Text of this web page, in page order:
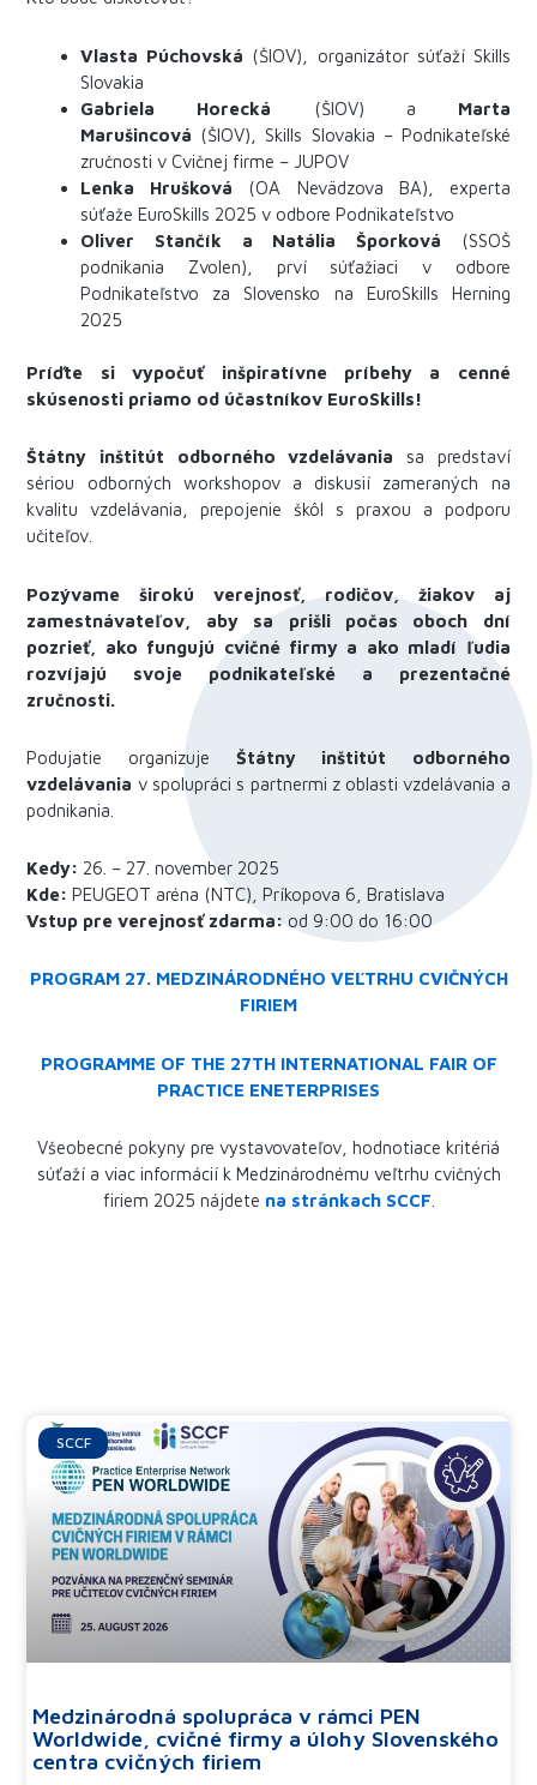
Vlasta Púchovská (ŠIOV), organizátor súťaží Skills
Slovakia
Gabriela Horecká (ŠIOV) a Marta
Marušincová (ŠIOV), Skills Slovakia – Podnikateľské
zručnosti v Cvičnej firme – JUPOV
Lenka Hrušková (OA Nevädzova BA), experta
súťaže EuroSkills 2025 v odbore Podnikateľstvo
Oliver Stančík a Natália Šporková (SSOŠ
podnikania Zvolen), prví súťažiaci v odbore
Podnikateľstvo za Slovensko na EuroSkills Herning
2025
Príďte si vypočuť inšpiratívne príbehy a cenné
skúsenosti priamo od účastníkov EuroSkills!
Štátny inštitút odborného vzdelávania sa predstaví
sériou odborných workshopov a diskusií zameraných na
kvalitu vzdelávania, prepojenie škôl s praxou a podporu
učiteľov.
Pozývame širokú verejnosť, rodičov, žiakov aj
zamestnávateľov, aby sa prišli počas oboch dní
pozrieť, ako fungujú cvičné firmy a ako mladí ľudia
rozvíjajú svoje podnikateľské a prezentačné
zručnosti.
Podujatie organizuje Štátny inštitút odborného
vzdelávania v spolupráci s partnermi z oblasti vzdelávania a
podnikania.
Kedy: 26. – 27. november 2025
Kde: PEUGEOT aréna (NTC), Príkopova 6, Bratislava
Vstup pre verejnosť zdarma: od 9:00 do 16:00
PROGRAM 27. MEDZINÁRODNÉHO VEĽTRHU CVIČNÝCH
FIRIEM
PROGRAMME OF THE 27TH INTERNATIONAL FAIR OF
PRACTICE ENETERPRISES
Všeobecné pokyny pre vystavovateľov, hodnotiace kritériá
súťaží a viac informácií k Medzinárodnému veľtrhu cvičných
firiem 2025 nájdete na stránkach SCCF
Ďalšie články
SCCF
Medzinárodná spolupráca v rámci PEN
Worldwide, cvičné firmy a úlohy Slovenského
centra cvičných firiem